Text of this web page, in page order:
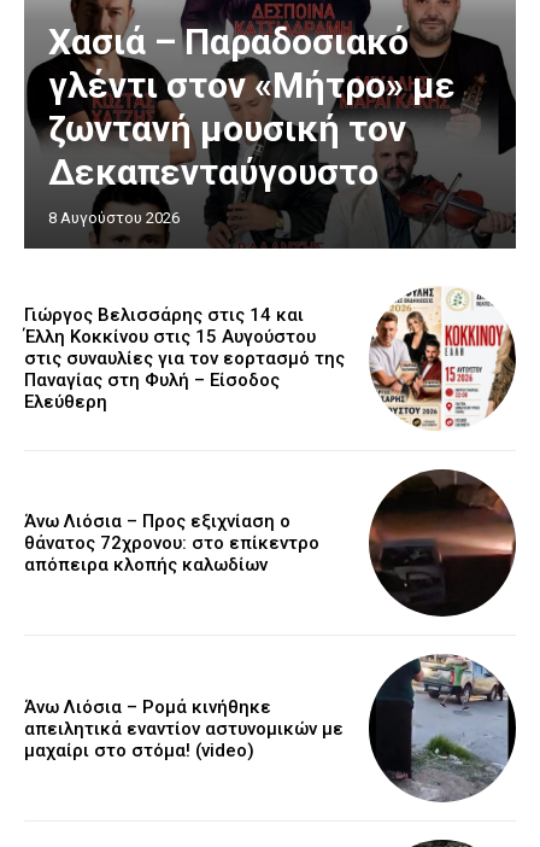
Χασιά – Παραδοσιακό
γλέντι στον «Μήτρο» με
ζωντανή μουσική τον
Δεκαπενταύγουστο
8 Αυγούστου 2026
Γιώργος Βελισσάρης στις 14 και
Έλλη Κοκκίνου στις 15 Αυγούστου
στις συναυλίες για τον εορτασμό της
Παναγίας στη Φυλή – Είσοδος
Ελεύθερη
Άνω Λιόσια – Προς εξιχνίαση ο
θάνατος 72χρονου: στο επίκεντρο
απόπειρα κλοπής καλωδίων
Άνω Λιόσια – Ρομά κινήθηκε
απειλητικά εναντίον αστυνομικών με
μαχαίρι στο στόμα! (video)